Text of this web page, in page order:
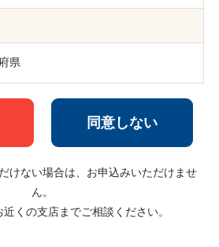
県
同意しない
けない場合は、お申込みいただけませ
ん。
くの支店までご相談ください。